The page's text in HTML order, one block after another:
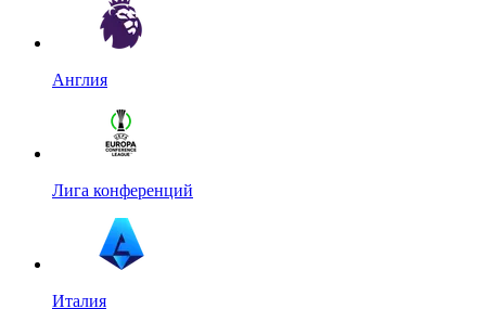
Англия
Лига конференций
Италия